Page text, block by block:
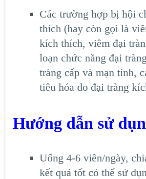
Các trường hợp bị hội
thích (hay còn gọi là
kích thích, viêm đại
loạn chức năng đại
tràng cấp và mạn tính,
tiêu hóa do đại tràng
Hướng dẫn sử
Uống 4-6 viên/ngày,
kết quả tốt có thể sử